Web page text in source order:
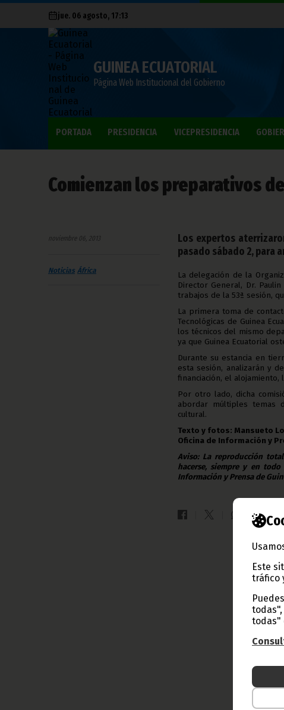
Este
tráfico
todas"
jue. 06 agosto, 17:13
GUINEA ECUATORIAL
Página Web Institucional del Gobierno
PORTADA PRESIDENCIA VICEPRESIDENCIA
Comienzan los preparativos
noviembre 06, 2013
Noticias África
Los expertos
pasado sábado 2, para
La delegación de la
Director General, Dr.
trabajos de la 53ª sesión,
La primera toma de
Tecnológicas de Guinea
los técnicos del mismo
ya que Guinea Ecuatorial
Durante su estancia en
esta sesión, analizarán y
financiación, el alojamiento,
Por otro lado, dicha
abordar múltiples temas
cultural.
Texto y fotos: Mansueto
Oficina de Información y
Aviso: La reproducción
hacerse, siempre y en
Información y Prensa de